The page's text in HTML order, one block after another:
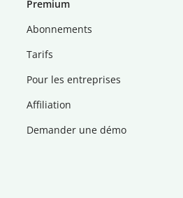
Premium
Abonnements
Tarifs
Pour les entreprises
Affiliation
Demander une démo